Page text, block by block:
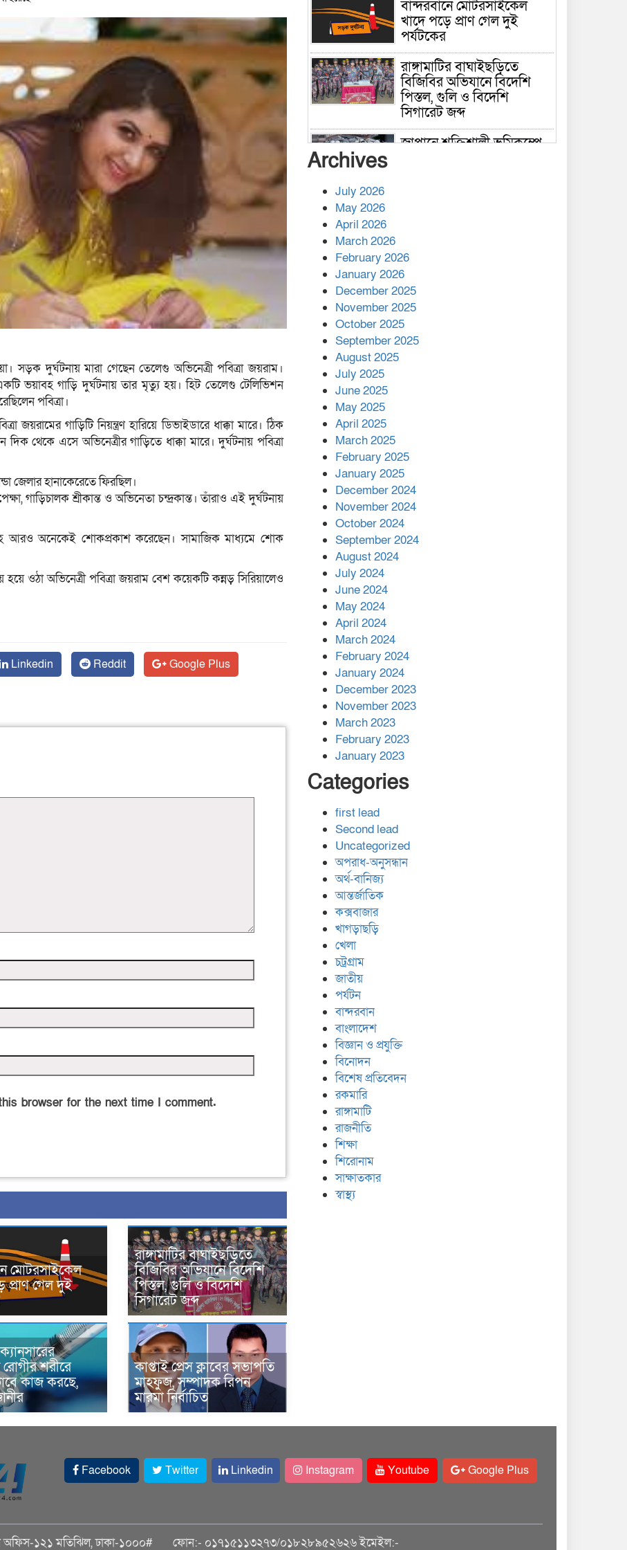
দুর্ঘটনায় মারা গেছেন তেলেগু অভিনেত্রী পবিত্রা জয়রাম।
ভয়াবহ গাড়ি দুর্ঘটনায় তার মৃত্যু হয়। হিট তেলেগু টেলিভিশন
পবিত্রা।
জয়রামের গাড়িটি নিয়ন্ত্রণ হারিয়ে ডিভাইডারে ধাক্কা মারে। ঠিক
থেকে এসে অভিনেত্রীর গাড়িতে ধাক্কা মারে। দুর্ঘটনায় পবিত্রা
জেলার হানাকেরেতে ফিরছিল।
গাড়িচালক শ্রীকান্ত ও অভিনেতা চন্দ্রকান্ত। তাঁরাও এই দুর্ঘটনায়
আরও অনেকেই শোকপ্রকাশ করেছেন। সামাজিক মাধ্যমে শোক
হয়ে ওঠা অভিনেত্রী পবিত্রা জয়রাম বেশ কয়েকটি কন্নড় সিরিয়ালেও
Linkedin Reddit
Google Plus
browser for the next time I comment.
মোটরসাইকেল
প্রাণ গেল দুই
রাঙ্গামাটির বাঘাইছড়িতে
বিজিবির অভিযানে বিদেশি
পিস্তল, গুলি ও বিদেশি
সিগারেট জব্দ
শরীরে
কাজ করছে,
কাপ্তাই প্রেস ক্লাবের সভাপতি
মাহফুজ, সম্পাদক রিপন
মারমা নির্বাচিত
বান্দরবানে মোটরসাইকেল
খাদে পড়ে প্রাণ গেল দুই
পর্যটকের
রাঙ্গামাটির বাঘাইছড়িতে
বিজিবির অভিযানে বিদেশি
পিস্তল, গুলি ও বিদেশি
সিগারেট জব্দ
জাপানে শক্তিশালী ভূমিকম্পে
কাপ্তাই প্রেস ক্লাবের সভাপতি
মাহফুজ, সম্পাদক রিপন মারমা
নির্বাচিত
মালয়েশিয়ার প্রধানমন্ত্রীকে চিঠি
দেয়ার পর ফোন তারেক
রহমানের,গ্যাস সঙ্কট
মোকাবিলায় সহায়তার আশ্বাস
এক বিলিয়ন ডলার বিনিয়োগ
হবে আনোয়ারায়
বান্দরবানে বন্যায় ক্ষতিগ্রস্তদের
মাঝে সহায়তা দিলেন সাচিং প্রু
জেরী
Archives
July 2026
May 2026
April 2026
March 2026
February 2026
January 2026
December 2025
November 2025
October 2025
September 2025
August 2025
July 2025
June 2025
May 2025
April 2025
March 2025
February 2025
January 2025
December 2024
November 2024
October 2024
September 2024
August 2024
July 2024
June 2024
May 2024
April 2024
March 2024
February 2024
January 2024
December 2023
November 2023
March 2023
February 2023
January 2023
Categories
first lead
Second lead
Uncategorized
অপরাধ-অনুসন্ধান
অর্থ-বানিজ্য
আন্তর্জাতিক
কক্সবাজার
খাগড়াছড়ি
খেলা
চট্রগ্রাম
জাতীয়
পর্যটন
বান্দরবান
বাংলাদেশ
বিজ্ঞান ও প্রযুক্তি
বিনোদন
বিশেষ প্রতিবেদন
রকমারি
রাঙ্গামাটি
রাজনীতি
শিক্ষা
শিরোনাম
সাক্ষাতকার
স্বাস্থ্য
Facebook Twitter Linkedin Instagram Youtube Google Plus
অফিস-১২১ মতিঝিল, ঢাকা-১০০০# ফোন:- ০১৭১৫১১৩২৭৩/০১৮২৮৯৫২৬২৬ ইমেইল:-